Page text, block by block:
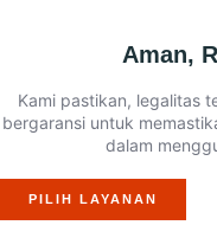
Aman,
Kami pastikan, legalitas
bergaransi untuk
dalam
PILIH LAYANAN